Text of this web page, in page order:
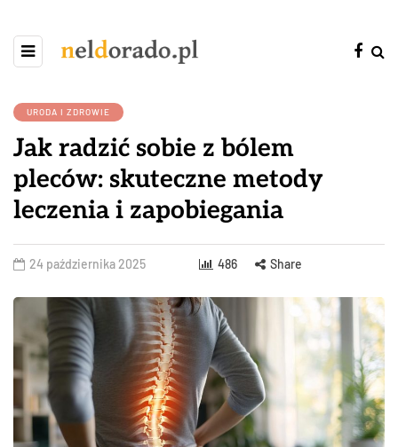
URODA I ZDROWIE
Jak radzić sobie z bólem
pleców: skuteczne metody
leczenia i zapobiegania
24 października 2025 486 Share